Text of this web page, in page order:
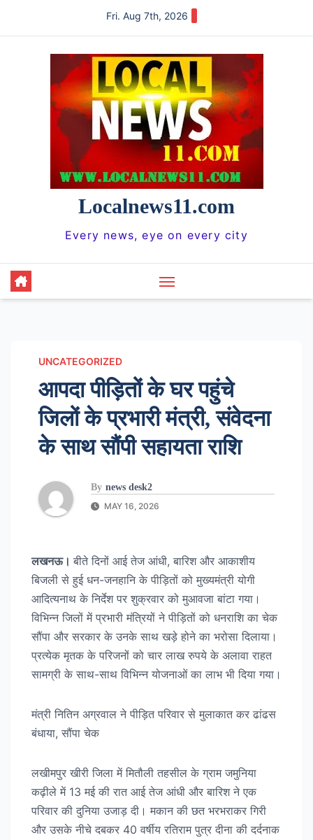
Fri. Aug 7th, 2026
Localnews11.com
Every news, eye on every city
UNCATEGORIZED
आपदा पीड़ितों के घर पहुंचे
जिलों के प्रभारी मंत्री, संवेदना
के साथ सौंपी सहायता राशि
By news desk2
MAY 16, 2026
लखनऊ। बीते दिनों आई तेज आंधी, बारिश और आकाशीय
बिजली से हुई धन-जनहानि के पीड़ितों को मुख्यमंत्री योगी
आदित्यनाथ के निर्देश पर शुक्रवार को मुआवजा बांटा गया।
विभिन्न जिलों में प्रभारी मंत्रियों ने पीड़ितों को धनराशि का चेक
सौंपा और सरकार के उनके साथ खड़े होने का भरोसा दिलाया।
प्रत्येक मृतक के परिजनों को चार लाख रुपये के अलावा राहत
सामग्री के साथ-साथ विभिन्न योजनाओं का लाभ भी दिया गया।
मंत्री नितिन अग्रवाल ने पीड़ित परिवार से मुलाकात कर ढांढस
बंधाया, सौंपा चेक
लखीमपुर खीरी जिला में मितौली तहसील के ग्राम जमुनिया
कढ़ीले में 13 मई की रात आई तेज आंधी और बारिश ने एक
परिवार की दुनिया उजाड़ दी। मकान की छत भरभराकर गिरी
और उसके नीचे दबकर 40 वर्षीय रतिराम पुत्र दीना की दर्दनाक